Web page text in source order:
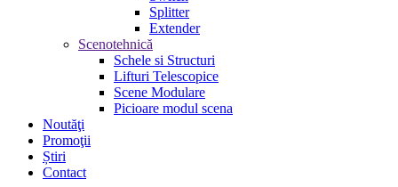
Splitter
Extender
Scenotehnică
Schele si Structuri
Lifturi Telescopice
Scene Modulare
Picioare modul scena
Noutăţi
Promoţii
Știri
Contact